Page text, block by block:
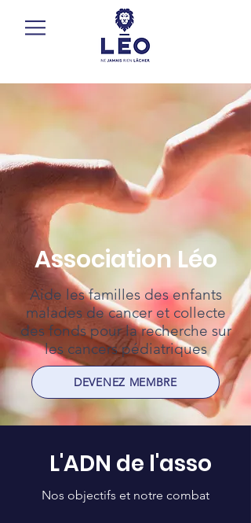
Association Léo
Aide les familles des enfants
malades de cancer et collecte
des fonds pour la recherche sur
les cancers pédiatriques
DEVENEZ MEMBRE
L'ADN de l'asso
Nos objectifs et notre combat